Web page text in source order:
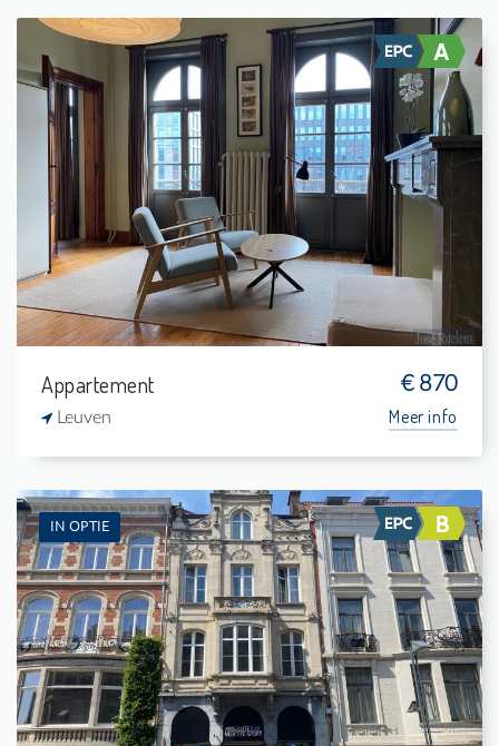
Te Huur: Studio
-
-
1
37 m²
Appartement € 870
Leuven Meer info
IN OPTIE
Te Huur: Flat
-
-
1
32 m²